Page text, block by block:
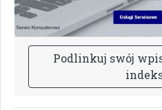
Podlinkuj swój wpi
indek